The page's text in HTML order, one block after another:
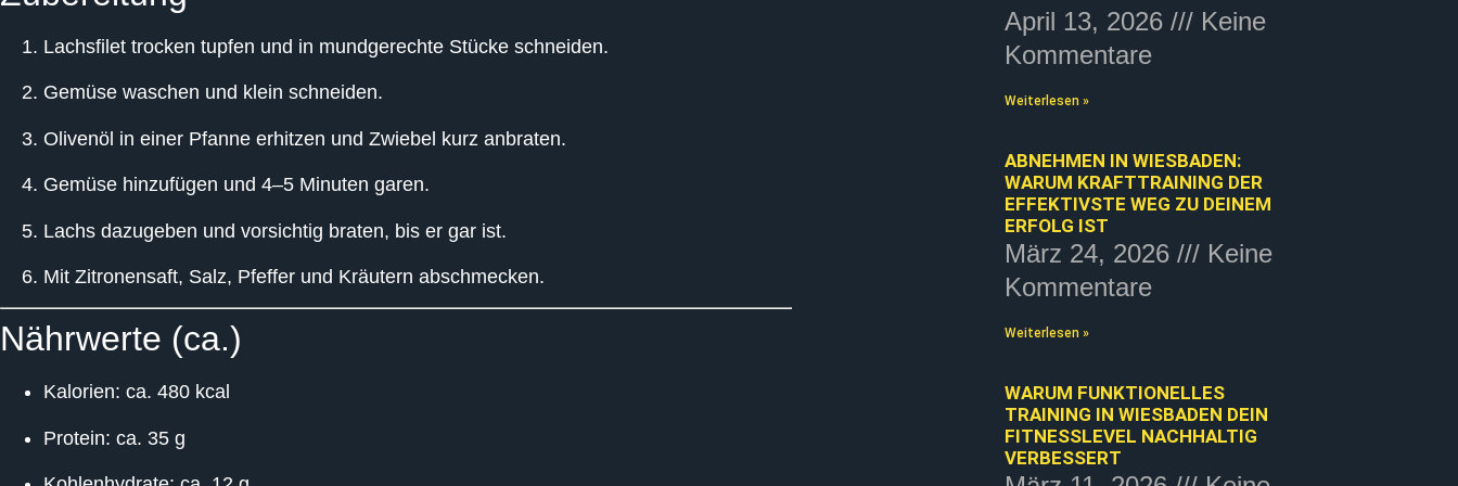
Lachsfilet trocken tupfen und in mundgerechte Stücke schneiden.
Gemüse waschen und klein schneiden.
Olivenöl in einer Pfanne erhitzen und Zwiebel kurz anbraten.
Gemüse hinzufügen und 4–5 Minuten garen.
Lachs dazugeben und vorsichtig braten, bis er gar ist.
Mit Zitronensaft, Salz, Pfeffer und Kräutern abschmecken.
Nährwerte (ca.)
Kalorien: ca. 480 kcal
Protein: ca. 35 g
April 13, 2026
Keine
Kommentare
Weiterlesen »
ABNEHMEN IN WIESBADEN:
WARUM KRAFTTRAINING DER
EFFEKTIVSTE WEG ZU DEINEM
ERFOLG IST
März 24, 2026
Keine
Kommentare
Weiterlesen »
WARUM FUNKTIONELLES
TRAINING IN WIESBADEN DEIN
FITNESSLEVEL NACHHALTIG
VERBESSERT